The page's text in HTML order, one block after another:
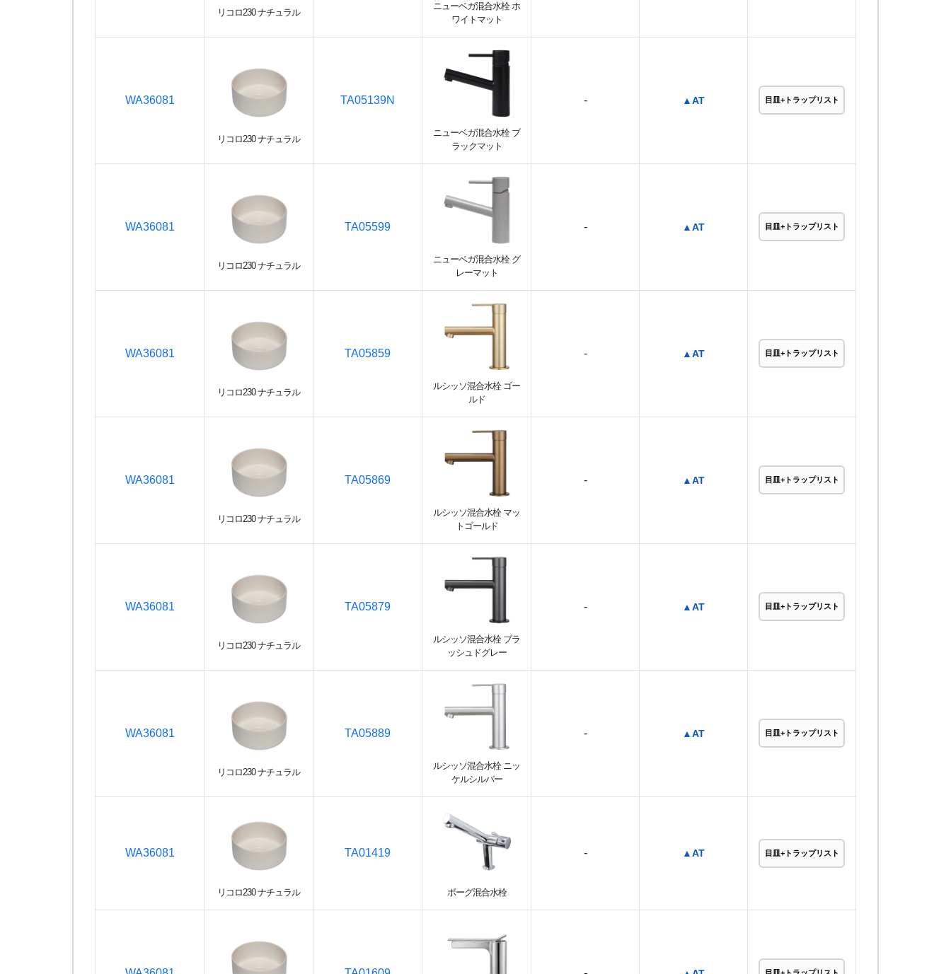
リコロ230 ナチュラル
ニューベガ混合水栓 ホ
ワイトマット
WA36081
リコロ230 ナチュラル
TA05139N
ニューベガ混合水栓 ブ
ラックマット
- ▲AT 目皿+トラップリスト
WA36081
リコロ230 ナチュラル
TA05599
ニューベガ混合水栓 グ
レーマット
- ▲AT 目皿+トラップリスト
WA36081
リコロ230 ナチュラル
TA05859
ルシッソ混合水栓 ゴー
ルド
- ▲AT 目皿+トラップリスト
WA36081
リコロ230 ナチュラル
TA05869
ルシッソ混合水栓 マッ
トゴールド
- ▲AT 目皿+トラップリスト
WA36081
リコロ230 ナチュラル
TA05879
ルシッソ混合水栓 ブラ
ッシュドグレー
- ▲AT 目皿+トラップリスト
WA36081
リコロ230 ナチュラル
TA05889
ルシッソ混合水栓 ニッ
ケルシルバー
- ▲AT 目皿+トラップリスト
WA36081
リコロ230 ナチュラル
TA01419
ボーグ混合水栓
- ▲AT 目皿+トラップリスト